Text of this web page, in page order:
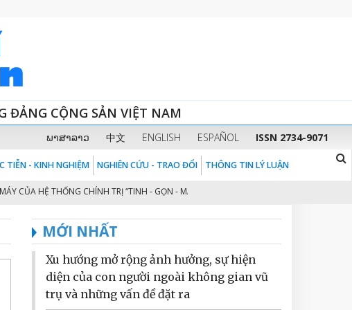
ĐẢNG CỘNG SẢN VIỆT NAM
ພາສາລາວ 中文 ENGLISH ESPAÑOL ISSN 2734-9071
TIỄN - KINH NGHIỆM NGHIÊN CỨU - TRAO ĐỔI THÔNG TIN LÝ LUẬN
HỆ THỐNG CHÍNH TRỊ “TINH - GỌN - MẠNH - HIỆU NĂNG - HIỆU LỰC - HIỆU QUẢ”
MỚI NHẤT
Xu hướng mở rộng ảnh hưởng, sự hiện
diện của con người ngoài không gian vũ
trụ và những vấn đề đặt ra